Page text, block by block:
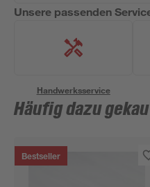
Unsere passenden
Handwerksservice
Häufig dazu
Bestseller